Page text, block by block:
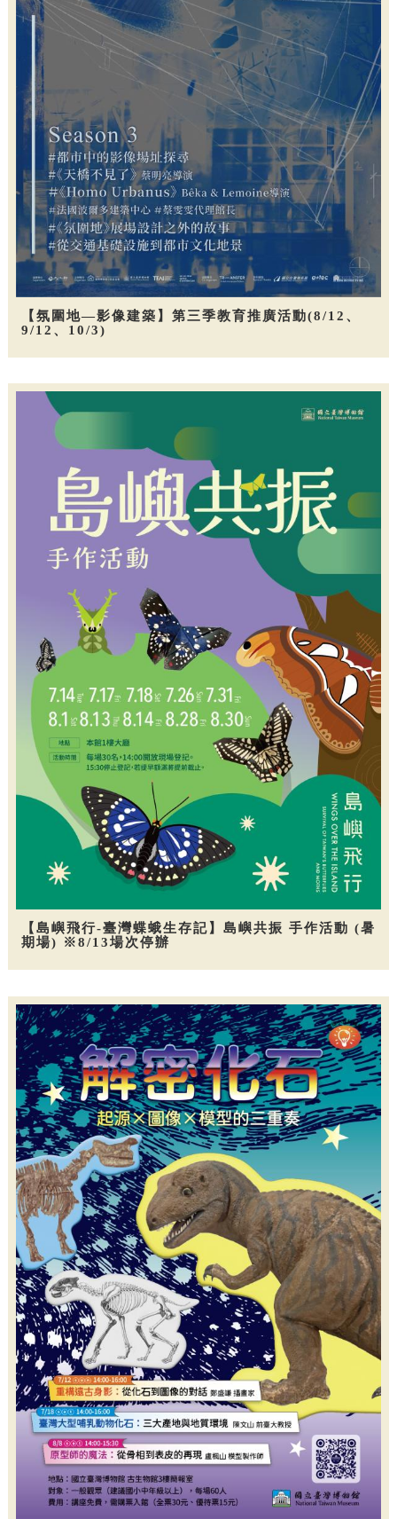
【氛圍地—影像建築】第三季教育推廣活動(8/12、
9/12、10/3)
【島嶼飛行-臺灣蝶蛾生存記】島嶼共振 手作活動 (暑
期場) ※8/13場次停辦